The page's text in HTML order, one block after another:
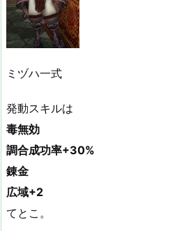
ミヅハ一式
発動スキルは
毒無効
調合成功率+30%
錬金
広域+2
てとこ。